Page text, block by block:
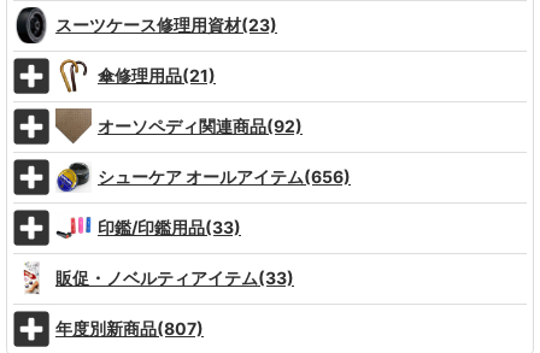
スーツケース修理用資材(23)
傘修理用品(21)
オーソペディ関連商品(92)
シューケア オールアイテム(656)
印鑑/印鑑用品(33)
販促・ノベルティアイテム(33)
年度別新商品(807)